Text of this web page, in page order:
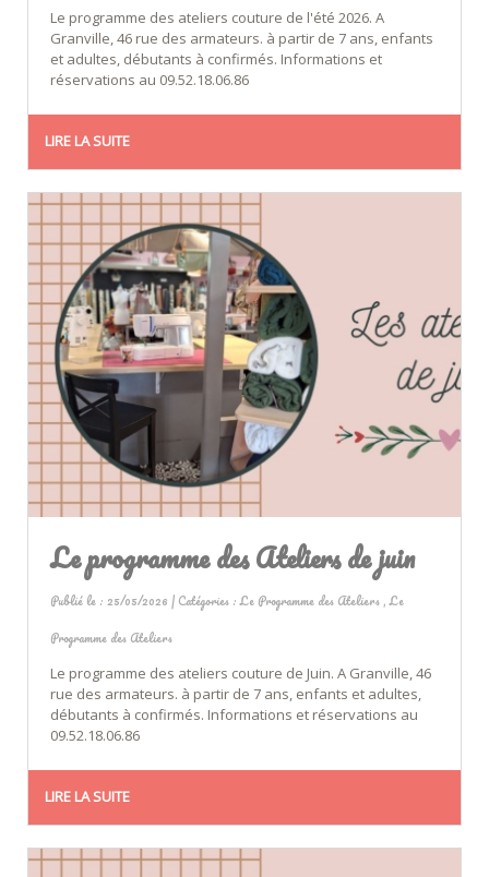
Le programme des ateliers couture de l'été 2026. A
Granville, 46 rue des armateurs. à partir de 7 ans, enfants
et adultes, débutants à confirmés. Informations et
réservations au 09.52.18.06.86
LIRE LA SUITE
Le programme des Ateliers de juin
Publié le : 25/05/2026 | Catégories :Le Programme des Ateliers,Le
Programme des Ateliers
Le programme des ateliers couture de Juin. A Granville, 46
rue des armateurs. à partir de 7 ans, enfants et adultes,
débutants à confirmés. Informations et réservations au
09.52.18.06.86
LIRE LA SUITE